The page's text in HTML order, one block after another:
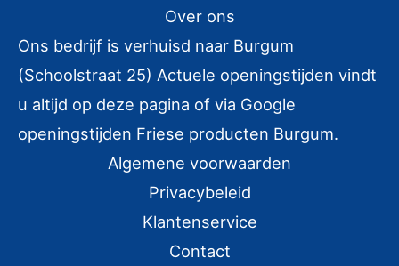
n
a
r
Over ons
Ons bedrijf is verhuisd naar Burgum
(Schoolstraat 25) Actuele openingstijden vindt
u altijd op deze pagina of via Google
openingstijden Friese producten Burgum.
Algemene voorwaarden
Privacybeleid
Klantenservice
Contact